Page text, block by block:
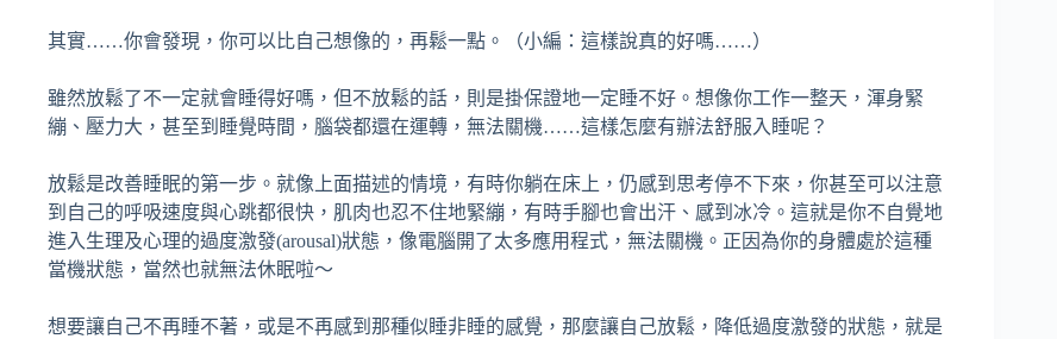
其實……你會發現，你可以比自己想像的，再鬆一點。（小編：這樣說真的好嗎……）
雖然放鬆了不一定就會睡得好嗎，但不放鬆的話，則是掛保證地一定睡不好。想像你工作一整天，渾身緊
繃、壓力大，甚至到睡覺時間，腦袋都還在運轉，無法關機……這樣怎麼有辦法舒服入睡呢？
放鬆是改善睡眠的第一步。就像上面描述的情境，有時你躺在床上，仍感到思考停不下來，你甚至可以注意
到自己的呼吸速度與心跳都很快，肌肉也忍不住地緊繃，有時手腳也會出汗、感到冰冷。這就是你不自覺地
進入生理及心理的過度激發(arousal)狀態，像電腦開了太多應用程式，無法關機。正因為你的身體處於這種
當機狀態，當然也就無法休眠啦～
想要讓自己不再睡不著，或是不再感到那種似睡非睡的感覺，那麼讓自己放鬆，降低過度激發的狀態，就是